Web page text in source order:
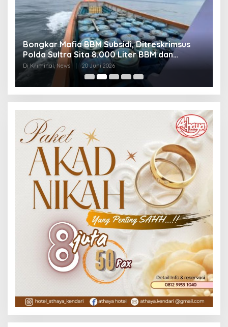
Bongkar Mafia BBM Subsidi, Ditreskrimsus
Polda Sultra Sita 8.000 Liter BBM dan
Ringkus 3 Tersangka
Di Kriminal, News 20 Juni 2026